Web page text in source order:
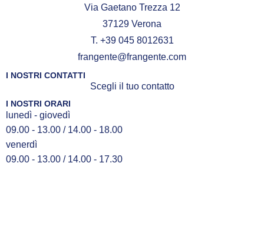
Via Gaetano Trezza 12
37129 Verona
T. +39 045 8012631
frangente@frangente.com
I NOSTRI CONTATTI
Scegli il tuo contatto
I NOSTRI ORARI
lunedì - giovedì
09.00 - 13.00 / 14.00 - 18.00
venerdì
09.00 - 13.00 / 14.00 - 17.30